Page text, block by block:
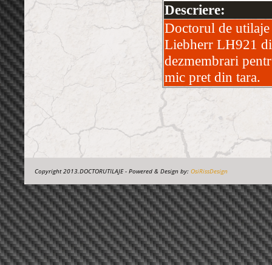
Descriere:
Doctorul de
Liebherr LH921
dezmembrari
mic pret din tara.
Copyright 2013.DOCTORUTILAJE - Powered & Design by: OsiRissDesign